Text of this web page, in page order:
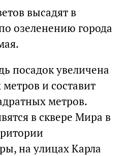
высадят в
озеленению города
посадок увеличена
и составит
метров.
в сквере Мира в
на улицах Карла